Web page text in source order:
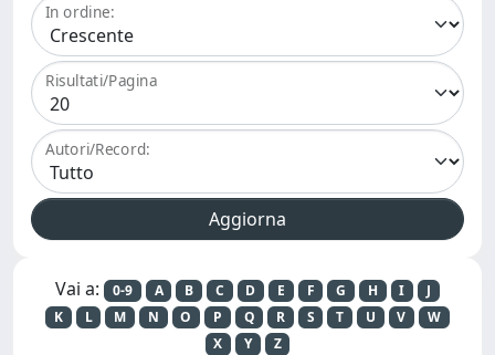
In ordine:
Risultati/Pagina
Autori/Record:
Vai a: 0-9 A B C D E F G H I
J
K
L M N O P Q R S T U V
W
X
Y Z